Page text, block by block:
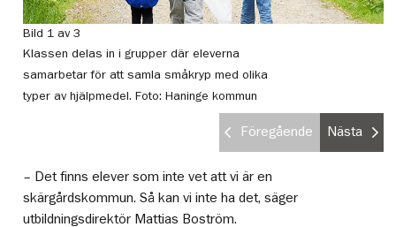
Bild 1 av 3
Klassen delas in i grupper där eleverna
samarbetar för att samla småkryp med olika
typer av hjälpmedel.Foto: Haninge kommun
Föregående Nästa
– Det finns elever som inte vet att vi är en
skärgårdskommun. Så kan vi inte ha det, säger
utbildningsdirektör Mattias Boström.